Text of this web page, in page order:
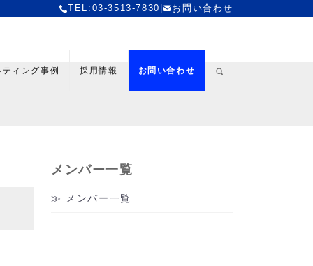
TEL:03-3513-7830 お問い合わせ
ィング事例 採用情報 お問い合わせ
メンバー一覧
メンバー一覧